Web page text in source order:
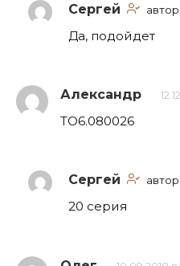
Сергей автор
Да, подойдет
Александр
TO6.080026
Сергей автор
20 серия